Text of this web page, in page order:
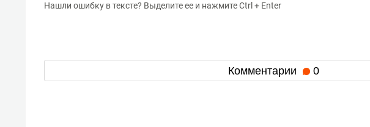
Нашли ошибку в тексте? Выделите ее и нажмите Ctrl + Enter
Комментарии 0